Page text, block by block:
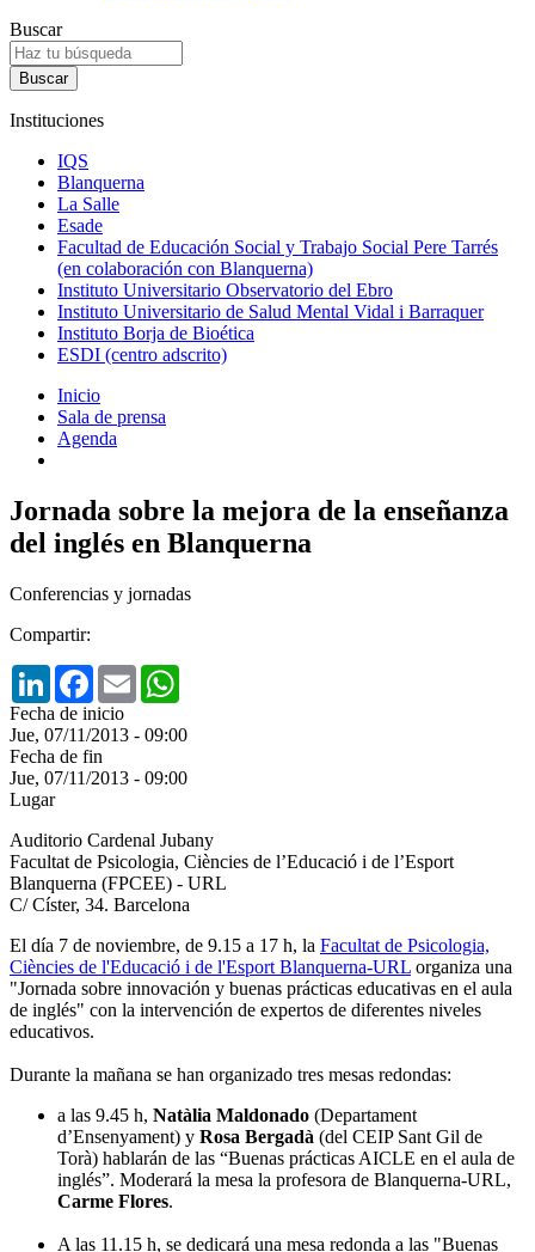
Buscar
Instituciones
IQS
Blanquerna
La Salle
Esade
Facultad de Educación Social y Trabajo Social Pere Tarrés
(en colaboración con Blanquerna)
Instituto Universitario Observatorio del Ebro
Instituto Universitario de Salud Mental Vidal i Barraquer
Instituto Borja de Bioética
ESDI (centro adscrito)
Inicio
Sala de prensa
Agenda
Jornada sobre la mejora de la enseñanza
del inglés en Blanquerna
Conferencias y jornadas
Compartir:
LinkedInFacebook
Email
Fecha de inicio
Jue, 07/11/2013 - 09:00
Fecha de fin
Jue, 07/11/2013 - 09:00
Lugar
Auditorio Cardenal Jubany
Facultat de Psicologia, Ciències de l’Educació i de l’Esport
Blanquerna (FPCEE) - URL
C/ Císter, 34. Barcelona
El día 7 de noviembre, de 9.15 a 17 h, la Facultat de Psicologia,
Ciències de l'Educació i de l'Esport Blanquerna-URL organiza una
"Jornada sobre innovación y buenas prácticas educativas en el aula
de inglés" con la intervención de expertos de diferentes niveles
educativos.
Durante la mañana se han organizado tres mesas redondas:
a las 9.45 h, Natàlia Maldonado (Departament
d’Ensenyament) y Rosa Bergadà (del CEIP Sant Gil de
Torà) hablarán de las “Buenas prácticas AICLE en el aula de
inglés”. Moderará la mesa la profesora de Blanquerna-URL,
Carme Flores.
A las 11.15 h, se dedicará una mesa redonda a las "Buenas